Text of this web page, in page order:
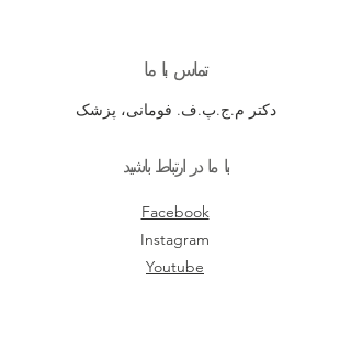
تماس با ما
دکتر م.ج.پ.ف. فومانی، پزشک
با ما در ارتباط باشید
Facebook
Instagram
Youtube